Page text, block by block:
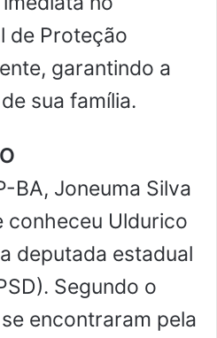
de Proteção
garantindo a
sua família.
BA, Joneuma Silva
conheceu Uldurico
deputada estadual
Segundo o
encontraram pela